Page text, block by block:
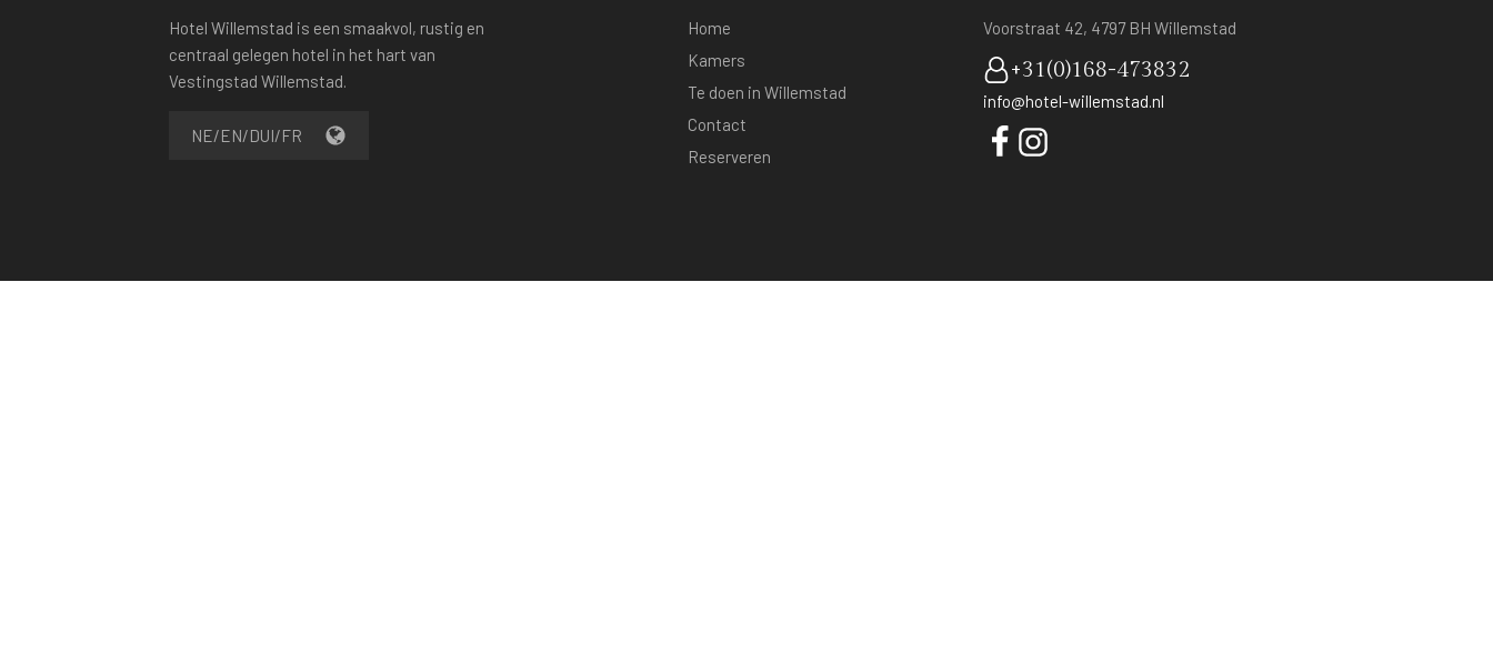
Hotel Willemstad is een smaakvol, rustig en
centraal gelegen hotel in het hart van
Vestingstad Willemstad.
NE/EN/DUI/FR
Home
Kamers
Te doen in Willemstad
Contact
Reserveren
Voorstraat 42, 4797 BH Willemstad
+31(0)168-473832
info@hotel-willemstad.nl